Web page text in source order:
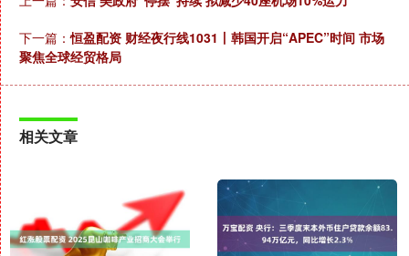
下一篇：恒盈配资 财经夜行线1031丨韩国开启“APEC”时间 市场
聚焦全球经贸格局
相关文章